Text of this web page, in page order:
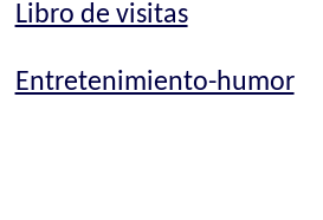
Libro de visitas
Entretenimiento-humor